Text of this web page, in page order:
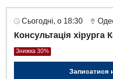
Сьогодні, о 18:30
Консультація хірурга
Знижка 30%
Записатися